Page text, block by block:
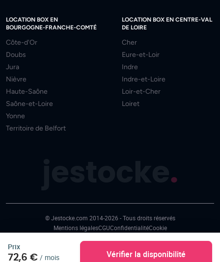
Prix
72,6 € / mois Vérifier la disponibilité
LOCATION BOX EN
BOURGOGNE-FRANCHE-COMTÉ
Côte-d'Or
Doubs
Jura
Nièvre
Haute-Saône
Saône-et-Loire
Yonne
Territoire de Belfort
LOCATION BOX EN CENTRE-VAL
DE LOIRE
Cher
Eure-et-Loir
Indre
Indre-et-Loire
Loir-et-Cher
Loiret
.
© Jestocke.com 2014-2026 - Tous droits réservés
Mentions légalesCGUConfidentialitéCookie